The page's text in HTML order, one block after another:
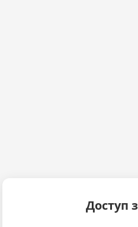
Доступ